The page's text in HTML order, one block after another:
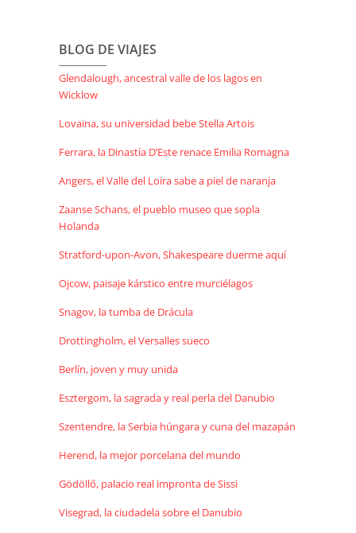
BLOG DE VIAJES
Glendalough, ancestral valle de los lagos en
Wicklow
Lovaina, su universidad bebe Stella Artois
Ferrara, la Dinastía D’Este renace Emilia Romagna
Angers, el Valle del Loira sabe a piel de naranja
Zaanse Schans, el pueblo museo que sopla
Holanda
Stratford-upon-Avon, Shakespeare duerme aquí
Ojcow, paisaje kárstico entre murciélagos
Snagov, la tumba de Drácula
Drottingholm, el Versalles sueco
Berlín, joven y muy unida
Esztergom, la sagrada y real perla del Danubio
Szentendre, la Serbia húngara y cuna del mazapán
Herend, la mejor porcelana del mundo
Gödöllő, palacio real impronta de Sissi
Visegrad, la ciudadela sobre el Danubio